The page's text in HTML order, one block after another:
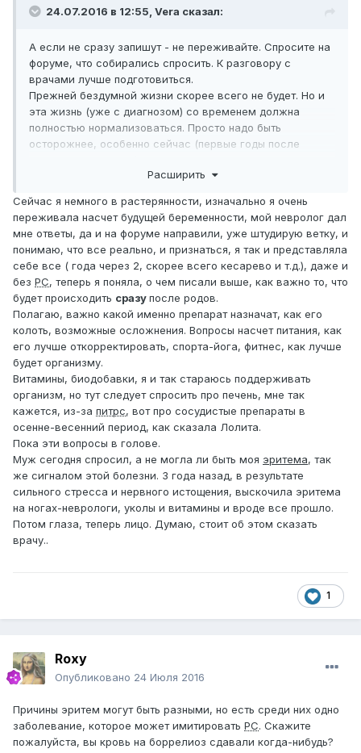
24.07.2016 в 12:55, Vera сказал:
А если не сразу запишут - не переживайте. Спросите на
форуме, что собирались спросить. К разговору с
врачами лучше подготовиться.
Прежней бездумной жизни скорее всего не будет. Но и
эта жизнь (уже с диагнозом) со временем должна
полностью нормализоваться. Просто надо быть
осторожнее, особенно сейчас (первые годы после
Расширить
Сейчас я немного в растерянности, изначально я очень
переживала насчет будущей беременности, мой невролог дал
мне ответы, да и на форуме направили, уже штудирую ветку, и
понимаю, что все реально, и признаться, я так и представляла
себе все ( года через 2, скорее всего кесарево и т.д.), даже и
без РС, теперь я поняла, о чем писали выше, как важно то, что
будет происходить сразупосле родов.
Полагаю, важно какой именно препарат назначат, как его
колоть, возможные осложнения. Вопросы насчет питания, как
его лучше откорректировать, спорта-йога, фитнес, как лучше
будет организму.
Витамины, биодобавки, я и так стараюсь поддерживать
организм, но тут следует спросить про печень, мне так
кажется, из-за питрс, вот про сосудистые препараты в
осенне-весенний период, как сказала Лолита.
Пока эти вопросы в голове.
Муж сегодня спросил, а не могла ли быть моя эритема, так
же сигналом этой болезни. 3 года назад, в результате
сильного стресса и нервного истощения, выскочила эритема
на ногах-неврологи, уколы и витамины и вроде все прошло.
Потом глаза, теперь лицо. Думаю, стоит об этом сказать
врачу..
1
Roxy
Опубликовано 24 Июля 2016
Причины эритем могут быть разными, но есть среди них одно
заболевание, которое может имитировать РС. Скажите
пожалуйста, вы кровь на боррелиоз сдавали когда-нибудь?